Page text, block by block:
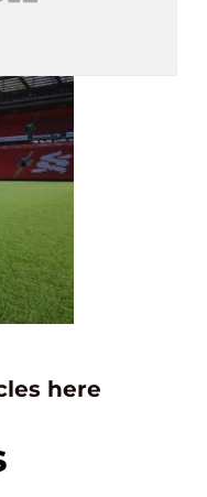
here